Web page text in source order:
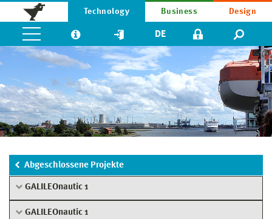
Technology Business Design
DE
Abgeschlossene Projekte
GALILEOnautic 1
GALILEOnautic 1